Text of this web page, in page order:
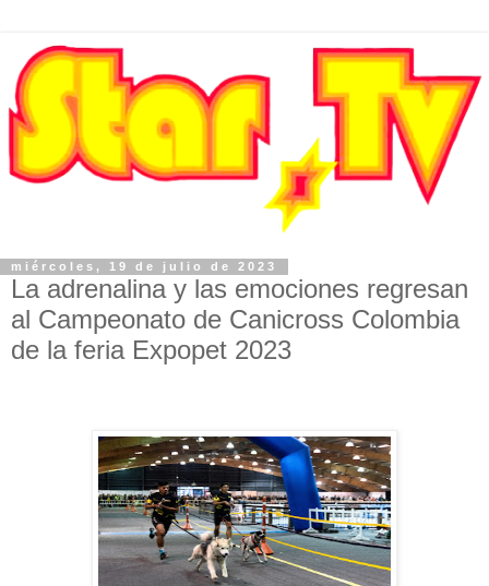
miércoles, 19 de julio de 2023
La adrenalina y las emociones regresan
al Campeonato de Canicross Colombia
de la feria Expopet 2023